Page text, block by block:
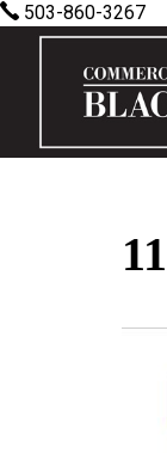
503-860-3267